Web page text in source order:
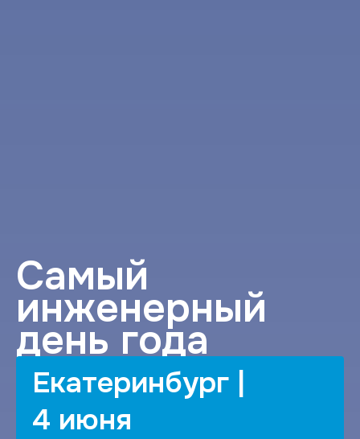
Cамый
инженерный
день года
Екатеринбург |
4 июня